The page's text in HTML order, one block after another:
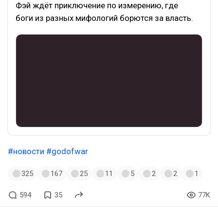
Фэй ждёт приключение по измерению, где
боги из разных мифологий борются за власть.
#новости #godofwar
325 167 25 11 5 2 2 1
594 35 77K